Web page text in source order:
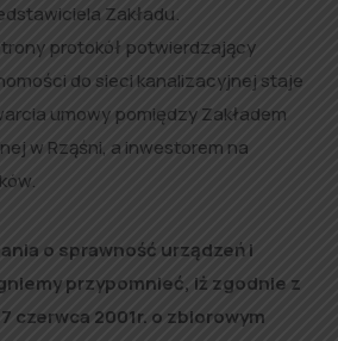
Zakładu.
protokół potwierdzający
do sieci kanalizacyjnej staje
umowy pomiędzy Zakładem
w Rząśni, a inwestorem na
o sprawność urządzeń i
przypomnieć, iż zgodnie z
czerwca 2001r. o zbiorowym